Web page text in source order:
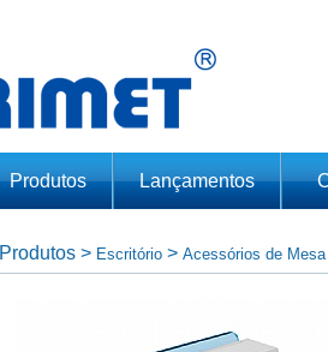
Produtos Lançamentos
Produtos> Escritório> Acessórios de Mesa